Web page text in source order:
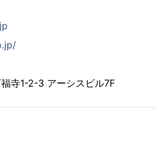
寺1-2-3 アーシスビル7F